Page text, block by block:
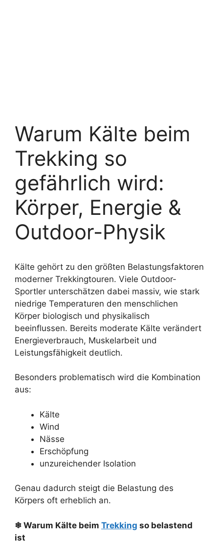
Warum Kälte beim
Trekking so
gefährlich wird:
Körper, Energie &
Outdoor-Physik
Kälte gehört zu den größten Belastungsfaktoren
moderner Trekkingtouren. Viele Outdoor-
Sportler unterschätzen dabei massiv, wie stark
niedrige Temperaturen den menschlichen
Körper biologisch und physikalisch
beeinflussen. Bereits moderate Kälte verändert
Energieverbrauch, Muskelarbeit und
Leistungsfähigkeit deutlich.
Besonders problematisch wird die Kombination
aus:
Kälte
Wind
Nässe
Erschöpfung
unzureichender Isolation
Genau dadurch steigt die Belastung des
Körpers oft erheblich an.
❄ Warum Kälte beim Trekking so belastend
ist